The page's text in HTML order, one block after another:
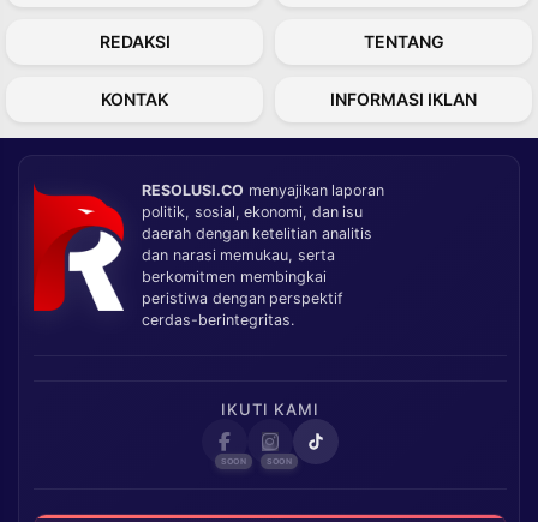
REDAKSI TENTANG
KONTAK INFORMASI IKLAN
RESOLUSI.CO menyajikan laporan
politik, sosial, ekonomi, dan isu
daerah dengan ketelitian analitis
dan narasi memukau, serta
berkomitmen membingkai
peristiwa dengan perspektif
cerdas-berintegritas.
IKUTI KAMI